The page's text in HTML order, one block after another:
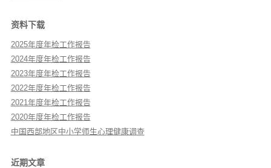
资料下载
2025年度年检工作报告
2024年度年检工作报告
2023年度年检工作报告
2022年度年检工作报告
2021年度年检工作报告
2020年度年检工作报告
中国西部地区中小学师生心理健康调查
近期文章